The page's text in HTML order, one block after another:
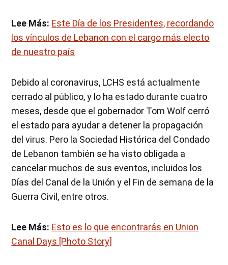
Lee Más: Este Día de los Presidentes, recordando
los vínculos de Lebanon con el cargo más electo
de nuestro país
Debido al coronavirus, LCHS está actualmente
cerrado al público, y lo ha estado durante cuatro
meses, desde que el gobernador Tom Wolf cerró
el estado para ayudar a detener la propagación
del virus. Pero la Sociedad Histórica del Condado
de Lebanon también se ha visto obligada a
cancelar muchos de sus eventos, incluidos los
Días del Canal de la Unión y el Fin de semana de la
Guerra Civil, entre otros.
Lee Más: Esto es lo que encontrarás en Union
Canal Days [Photo Story]